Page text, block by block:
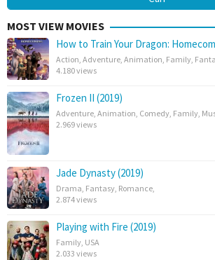
MOST VIEW MOVIES
How to Train Your Dragon:
Action, Adventure, Animation, Family,
4.180 views
Frozen II (2019)
Adventure, Animation, Comedy, Family,
2.969 views
Jade Dynasty (2019)
Drama, Fantasy, Romance,
2.874 views
Playing with Fire (2019)
Family, USA
2.033 views